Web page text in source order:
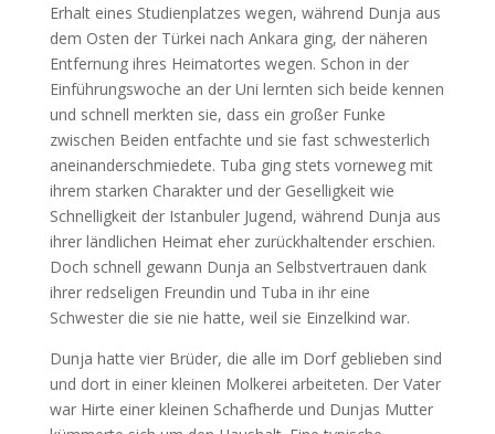
Erhalt eines Studienplatzes wegen, während Dunja aus
dem Osten der Türkei nach Ankara ging, der näheren
Entfernung ihres Heimatortes wegen. Schon in der
Einführungswoche an der Uni lernten sich beide kennen
und schnell merkten sie, dass ein großer Funke
zwischen Beiden entfachte und sie fast schwesterlich
aneinanderschmiedete. Tuba ging stets vorneweg mit
ihrem starken Charakter und der Geselligkeit wie
Schnelligkeit der Istanbuler Jugend, während Dunja aus
ihrer ländlichen Heimat eher zurückhaltender erschien.
Doch schnell gewann Dunja an Selbstvertrauen dank
ihrer redseligen Freundin und Tuba in ihr eine
Schwester die sie nie hatte, weil sie Einzelkind war.
Dunja hatte vier Brüder, die alle im Dorf geblieben sind
und dort in einer kleinen Molkerei arbeiteten. Der Vater
war Hirte einer kleinen Schafherde und Dunjas Mutter